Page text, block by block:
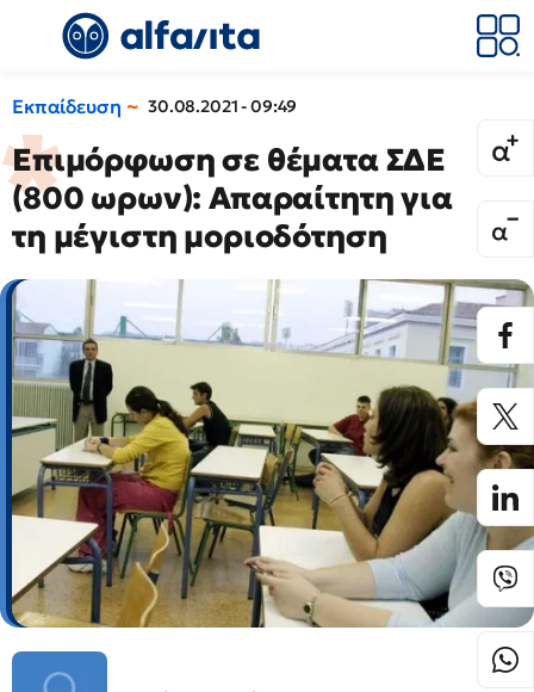
Εκπαίδευση 30.08.2021 - 09:49
Επιμόρφωση σε θέματα ΣΔΕ
(800 ωρων): Απαραίτητη για
τη μέγιστη μοριοδότηση